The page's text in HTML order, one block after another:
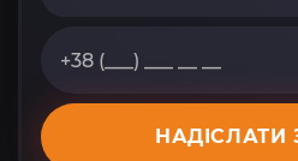
НАДІСЛАТИ